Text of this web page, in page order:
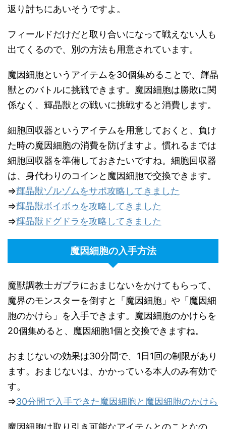
返り討ちにあいそうですよ。
フィールドだけだと取り合いになって戦えない人も
出てくるので、別の方法も用意されています。
魔因細胞というアイテムを30個集めることで、輝晶
獣とのバトルに挑戦できます。魔因細胞は勝敗に関
係なく、輝晶獣との戦いに挑戦すると消費します。
細胞回収器というアイテムを用意しておくと、負け
た時の魔因細胞の消費を防げますよ。慣れるまでは
細胞回収器を準備しておきたいですね。細胞回収器
は、身代わりのコインと魔因細胞で交換できます。
⇒輝晶獣ゾルゾムをサポ攻略してきました
⇒輝晶獣ボイボゥを攻略してきました
⇒輝晶獣ドグドラを攻略してきました
魔因細胞の入手方法
魔獣調教士ガブラにおまじないをかけてもらって、
魔界のモンスターを倒すと「魔因細胞」や「魔因細
胞のかけら」を入手できます。魔因細胞のかけらを
20個集めると、魔因細胞1個と交換できますね。
おまじないの効果は30分間で、1日1回の制限があり
ます。おまじないは、かかっている本人のみ有効で
す。
⇒30分間で入手できた魔因細胞と魔因細胞のかけら
魔因細胞は取り引き可能なアイテムとのことなの